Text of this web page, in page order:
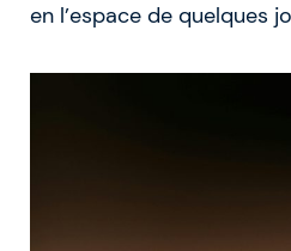
en l’espace de quelques